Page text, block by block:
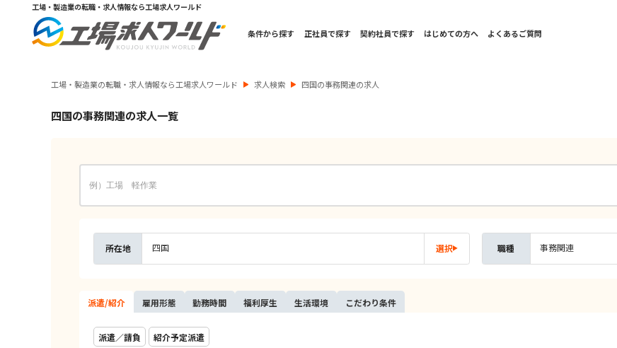
工場・製造業の転職・求人情報なら工場求人ワールド
条件から探す 正社員で探す 契約社員で探す はじめての方へ よくあるご質問
工場・製造業の転職・求人情報なら工場求人ワールド 求人検索 四国の事務関連の求人
四国の事務関連の求人一覧
所在地 四国 選択 職種 事務関連
派遣/紹介 雇用形態 勤務時間 福利厚生 生活環境 こだわり条件
派遣／請負 紹介予定派遣